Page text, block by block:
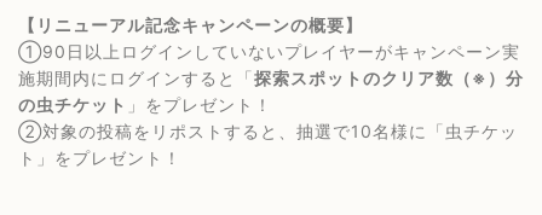
【リニューアル記念キャンペーンの概要】
①90日以上ログインしていないプレイヤーがキャンペーン実
施期間内にログインすると「探索スポットのクリア数（※）分
の虫チケット 」をプレゼント！
②対象の投稿をリポストすると、抽選で10名様に「虫チケッ
ト」をプレゼント！